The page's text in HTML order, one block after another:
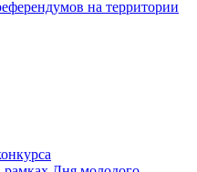
на территории